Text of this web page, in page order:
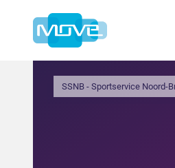
SSNB - Sportservice Noord-